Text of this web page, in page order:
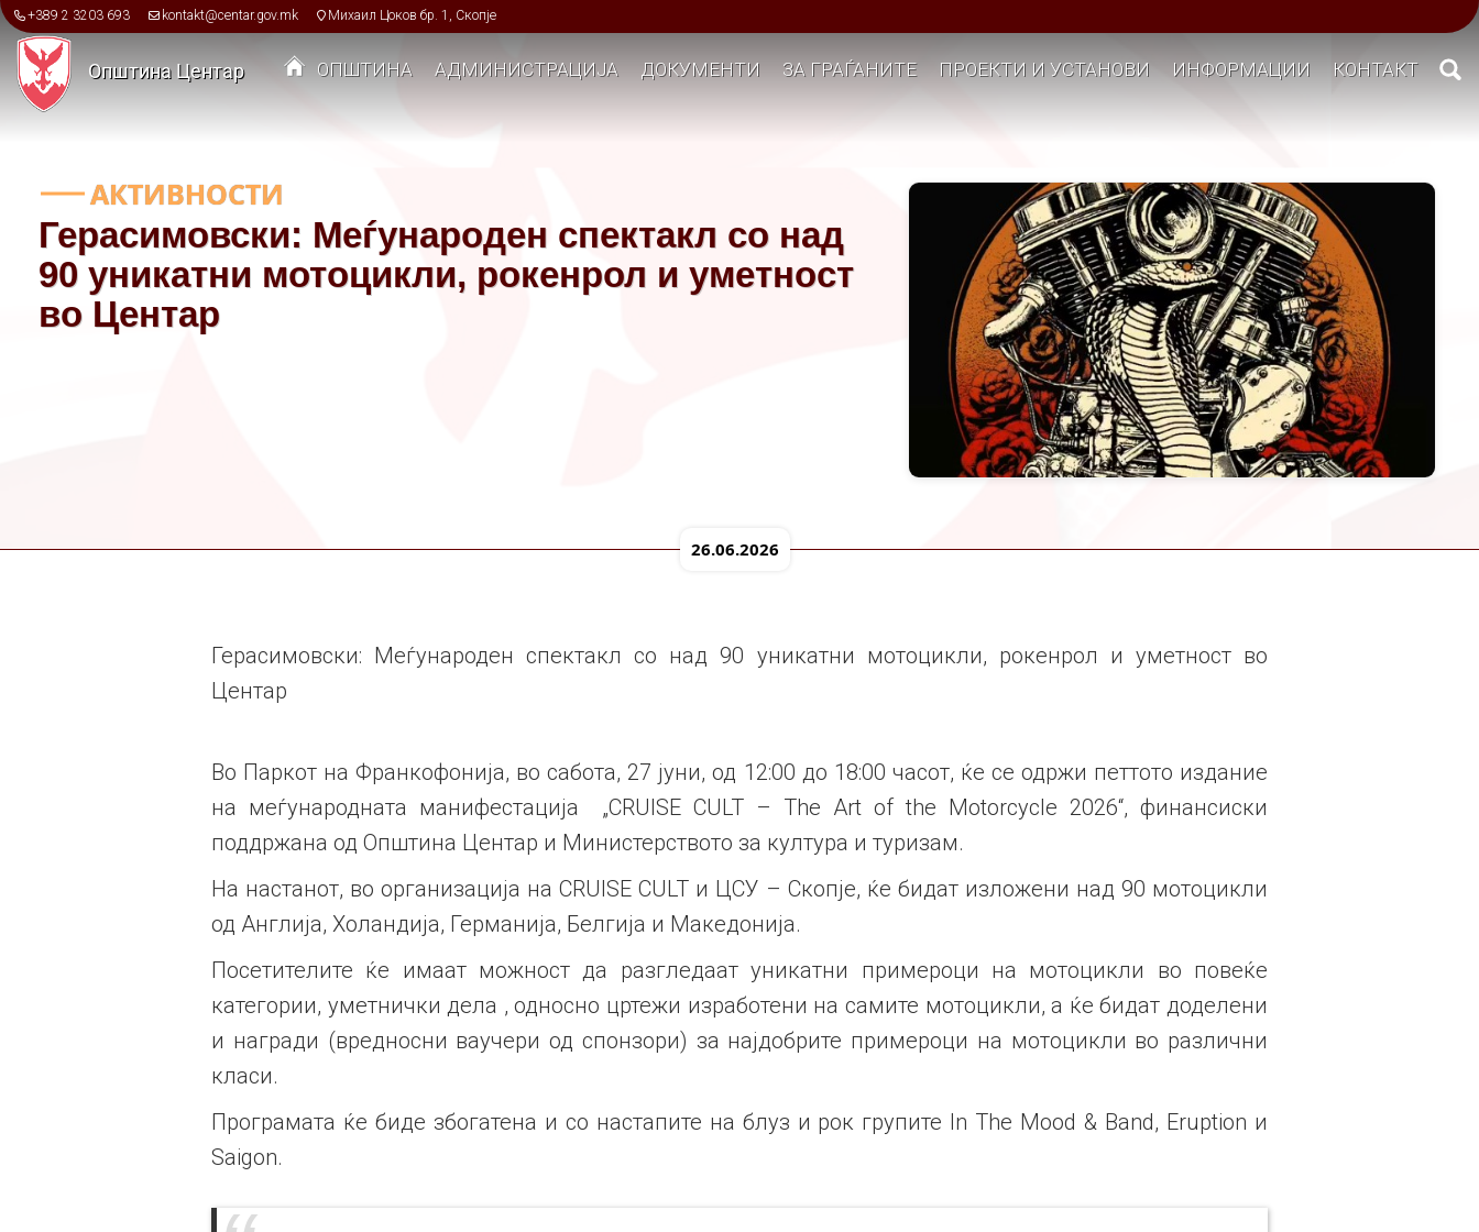
Skip to main content
+389 2 3203 693 kontakt@centar.gov.mk Михаил Цоков бр. 1, Скопје
Општина Центар ОПШТИНА АДМИНИСТРАЦИЈА ДОКУМЕНТИ ЗА ГРАЃАНИТЕ ПРОЕКТИ И УСТАНОВИ ИНФОРМАЦИИ КОНТАКТ
Герасимовски: Меѓународен спектакл со над
90 уникатни мотоцикли, рокенрол и уметност
во Центар
АКТИВНОСТИ
26.06.2026
Герасимовски: Меѓународен спектакл со над 90 уникатни мотоцикли, рокенрол и уметност во
Центар
Во Паркот на Франкофонија, во сабота, 27 јуни, од 12:00 до 18:00 часот, ќе се одржи петтото издание
на меѓународната манифестација „CRUISE CULT – The Art of the Motorcycle 2026“, финансиски
поддржана од Општина Центар и Министерството за култура и туризам.
На настанот, во организација на CRUISE CULT и ЦСУ – Скопје, ќе бидат изложени над 90 мотоцикли
од Англија, Холандија, Германија, Белгија и Македонија.
Посетителите ќе имаат можност да разгледаат уникатни примероци на мотоцикли во повеќе
категории, уметнички дела , односно цртежи изработени на самите мотоцикли, а ќе бидат доделени
и награди (вредносни ваучери од спонзори) за најдобрите примероци на мотоцикли во различни
класи.
Програмата ќе биде збогатена и со настапите на блуз и рок групите In The Mood & Band, Eruption и
Saigon.